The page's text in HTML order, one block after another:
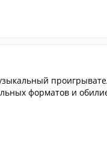
форматов и